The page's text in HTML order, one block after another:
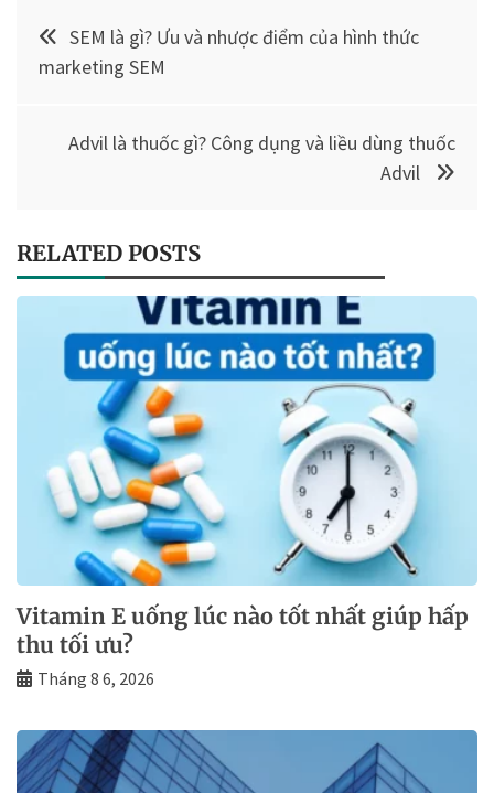
Điều
hướng
SEM là gì? Ưu và nhược điểm của hình thức
marketing SEM
Advil là thuốc gì? Công dụng và liều dùng thuốc
Advil
RELATED POSTS
Vitamin E uống lúc nào tốt nhất giúp hấp
thu tối ưu?
Tháng 8 6, 2026